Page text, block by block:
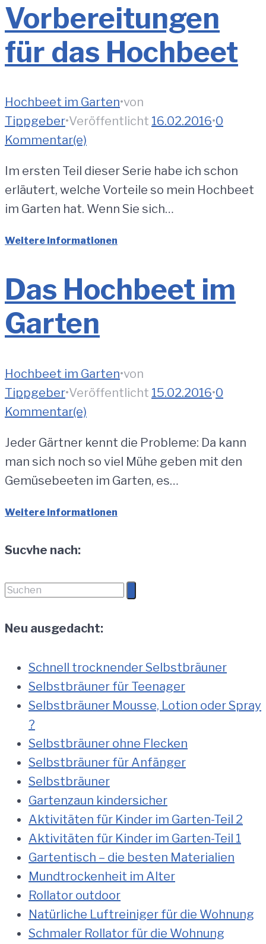
Vorbereitungen
für das Hochbeet
Hochbeet im Garten•von
Tippgeber•Veröffentlicht 16.02.2016•0
Kommentar(e)
Im ersten Teil dieser Serie habe ich schon
erläutert, welche Vorteile so mein Hochbeet
im Garten hat. Wenn Sie sich…
Weitere Informationen
Das Hochbeet im
Garten
Hochbeet im Garten•von
Tippgeber•Veröffentlicht 15.02.2016•0
Kommentar(e)
Jeder Gärtner kennt die Probleme: Da kann
man sich noch so viel Mühe geben mit den
Gemüsebeeten im Garten, es…
Weitere Informationen
Sucvhe nach:
Suchen
Neu ausgedacht:
Schnell trocknender Selbstbräuner
Selbstbräuner für Teenager
Selbstbräuner Mousse, Lotion oder Spray
?
Selbstbräuner ohne Flecken
Selbstbräuner für Anfänger
Selbstbräuner
Gartenzaun kindersicher
Aktivitäten für Kinder im Garten-Teil 2
Aktivitäten für Kinder im Garten-Teil 1
Gartentisch – die besten Materialien
Mundtrockenheit im Alter
Rollator outdoor
Natürliche Luftreiniger für die Wohnung
Schmaler Rollator für die Wohnung